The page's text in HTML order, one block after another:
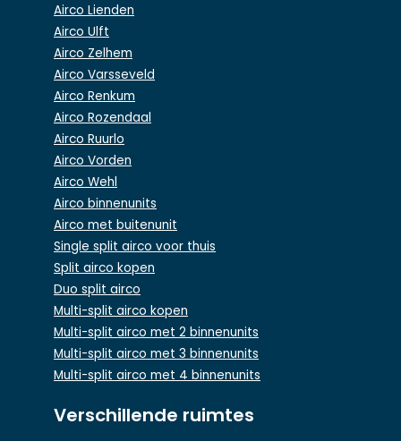
Airco Lienden
Airco Ulft
Airco Zelhem
Airco Varsseveld
Airco Renkum
Airco Rozendaal
Airco Ruurlo
Airco Vorden
Airco Wehl
Airco binnenunits
Airco met buitenunit
Single split airco voor thuis
Split airco kopen
Duo split airco
Multi-split airco kopen
Multi-split airco met 2 binnenunits
Multi-split airco met 3 binnenunits
Multi-split airco met 4 binnenunits
Verschillende ruimtes